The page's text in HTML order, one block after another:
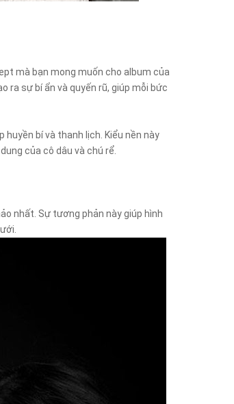
mà bạn mong muốn cho album của
ra sự bí ẩn và quyến rũ, giúp mỗi bức
bí và thanh lịch. Kiểu nền này
của cô dâu và chú rể.
nhất. Sự tương phản này giúp hình